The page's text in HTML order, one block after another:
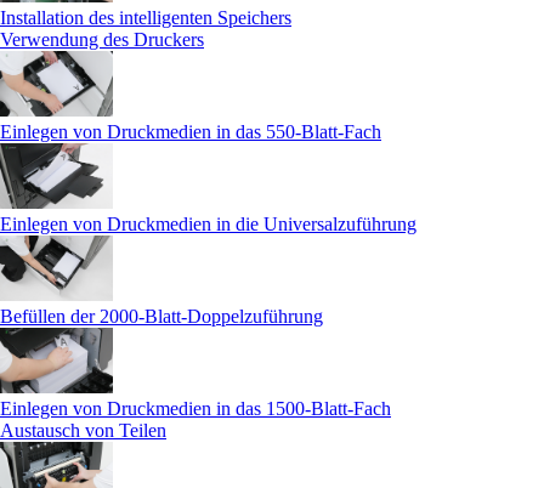
Installation des intelligenten Speichers
Verwendung des Druckers
Einlegen von Druckmedien in das 550-Blatt-Fach
Einlegen von Druckmedien in die Universalzuführung
Befüllen der 2000-Blatt-Doppelzuführung
Einlegen von Druckmedien in das 1500-Blatt-Fach
Austausch von Teilen